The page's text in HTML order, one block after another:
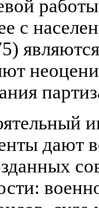
с
дают